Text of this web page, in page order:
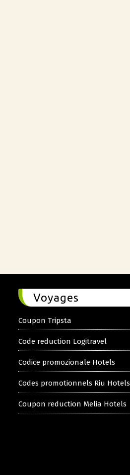
Voyages
Coupon Tripsta
Code reduction Logitravel
Codice promozionale Hotels
Codes promotionnels Riu Hotels
Coupon reduction Melia Hotels